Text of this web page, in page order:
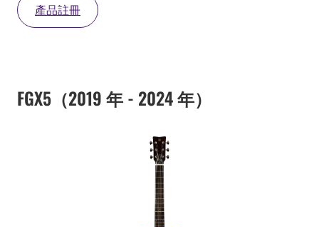
產品註冊
FGX5（2019 年 - 2024 年）